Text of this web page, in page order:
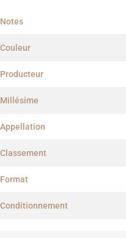
Notes
Couleur
Producteur
Millésime
Appellation
Classement
Format
Conditionnement